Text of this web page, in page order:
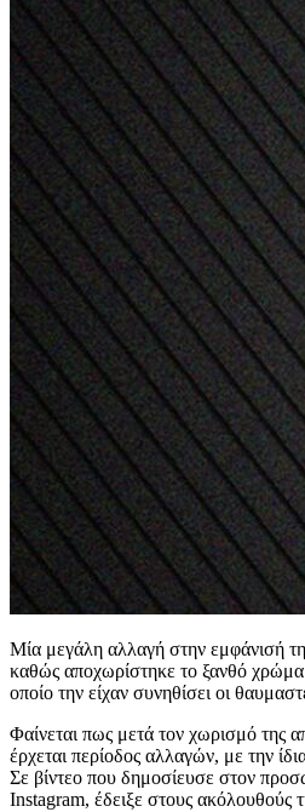
Μία μεγάλη αλλαγή στην εμφάνισή
καθώς αποχωρίστηκε το ξανθό
οποίο την είχαν συνηθίσει οι
Φαίνεται πως μετά τον χωρισμό της
έρχεται περίοδος αλλαγών, με την
Σε βίντεο που δημοσίευσε στον
Instagram, έδειξε στους ακόλουθούς